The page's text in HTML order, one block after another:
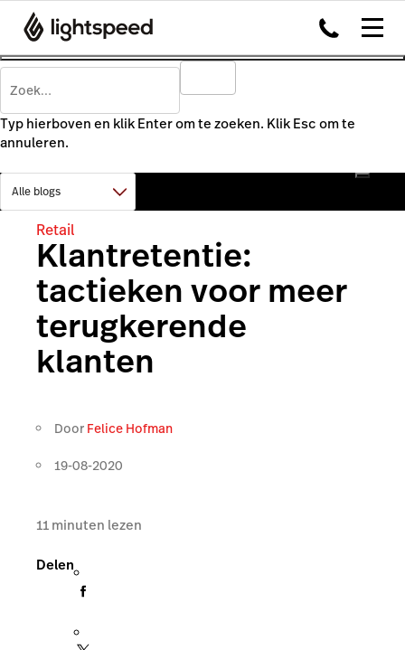
Typ hierboven en klik Enter om te zoeken. Klik Esc om te
annuleren.
Retail
Klantretentie:
tactieken voor meer
terugkerende
klanten
Door Felice Hofman
19-08-2020
11minuten lezen
Delen